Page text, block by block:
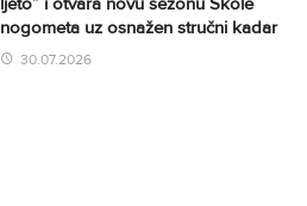
nogometa uz osnažen stručni kadar
30.07.2026